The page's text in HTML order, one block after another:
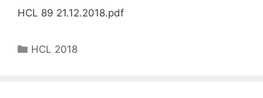
HCL 89 21.12.2018.pdf
Categorii
HCL 2018